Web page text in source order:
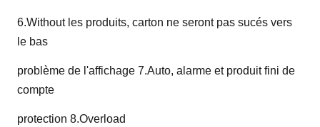
6.Without les produits, carton ne seront pas sucés vers
le bas
problème de l'affichage 7.Auto, alarme et produit fini de
compte
protection 8.Overload